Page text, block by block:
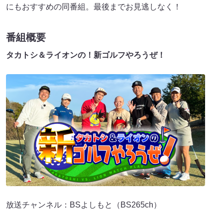
にもおすすめの同番組。最後までお見逃しなく！
番組概要
タカトシ＆ライオンの！新ゴルフやろうぜ！
放送チャンネル：BSよしもと（BS265ch）